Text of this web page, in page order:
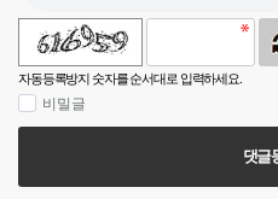
자동등록방지 숫자를 순서대로 입력하세요.
비밀글
댓글